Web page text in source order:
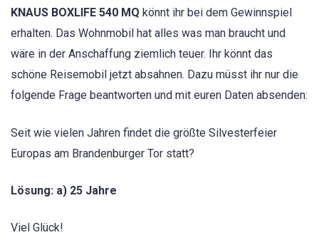
KNAUS BOXLIFE 540 MQ könnt ihr bei dem Gewinnspiel
erhalten. Das Wohnmobil hat alles was man braucht und
wäre in der Anschaffung ziemlich teuer. Ihr könnt das
schöne Reisemobil jetzt absahnen. Dazu müsst ihr nur die
folgende Frage beantworten und mit euren Daten absenden:
Seit wie vielen Jahren findet die größte Silvesterfeier
Europas am Brandenburger Tor statt?
Lösung: a) 25 Jahre
Viel Glück!